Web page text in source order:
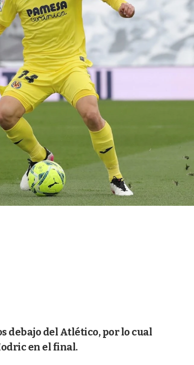
debajo del Atlético, por lo cual
en el final.